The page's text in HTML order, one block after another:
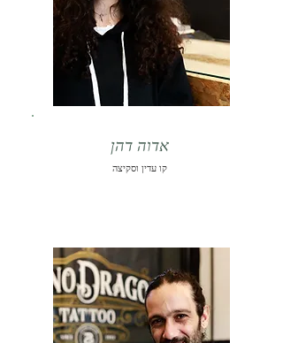
אדוה דהן
קו עדין וסקיצה